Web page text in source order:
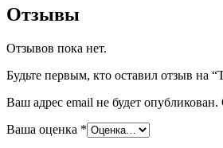
Отзывы
Отзывов пока нет.
Будьте первым, кто оставил отзыв на
Ваш адрес email не будет опубликован.
Ваша оценка *